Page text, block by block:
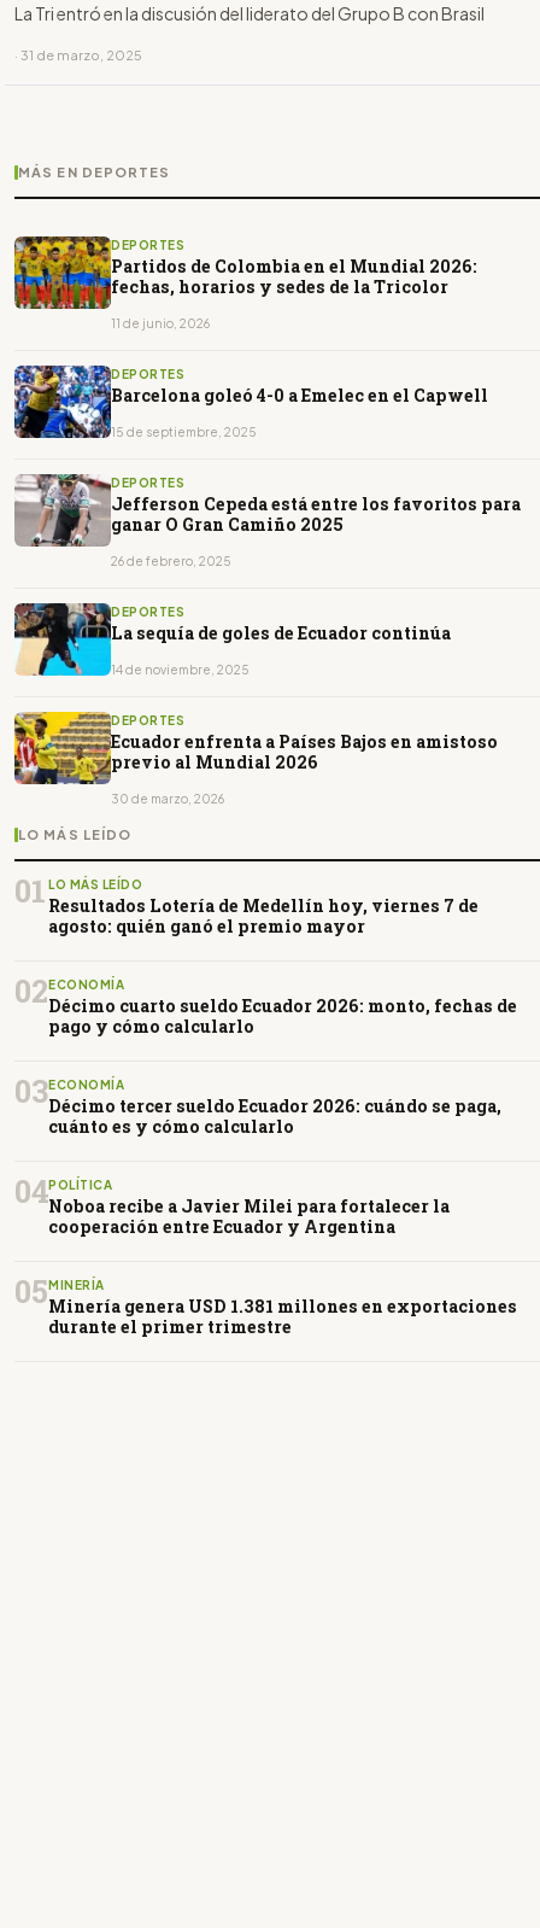
La Tri entró en la discusión del liderato del Grupo B con Brasil
· 31 de marzo, 2025
MÁS EN DEPORTES
DEPORTES
Partidos de Colombia en el Mundial 2026:
fechas, horarios y sedes de la Tricolor
11 de junio, 2026
DEPORTES
Barcelona goleó 4-0 a Emelec en el Capwell
15 de septiembre, 2025
DEPORTES
Jefferson Cepeda está entre los favoritos para
ganar O Gran Camiño 2025
26 de febrero, 2025
DEPORTES
La sequía de goles de Ecuador continúa
14 de noviembre, 2025
DEPORTES
Ecuador enfrenta a Países Bajos en amistoso
previo al Mundial 2026
30 de marzo, 2026
LO MÁS LEÍDO
01 LO MÁS LEÍDO
Resultados Lotería de Medellín hoy, viernes 7 de
agosto: quién ganó el premio mayor
02ECONOMÍA
Décimo cuarto sueldo Ecuador 2026: monto, fechas de
pago y cómo calcularlo
03ECONOMÍA
Décimo tercer sueldo Ecuador 2026: cuándo se paga,
cuánto es y cómo calcularlo
04POLÍTICA
Noboa recibe a Javier Milei para fortalecer la
cooperación entre Ecuador y Argentina
05MINERÍA
Minería genera USD 1.381 millones en exportaciones
durante el primer trimestre